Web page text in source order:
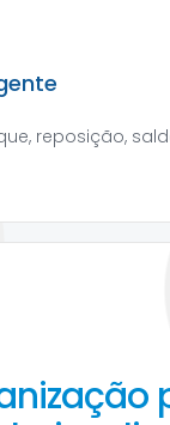
reposição,